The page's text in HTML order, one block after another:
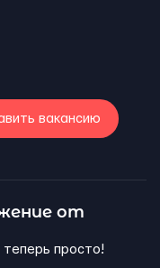
вакансию
от
просто!